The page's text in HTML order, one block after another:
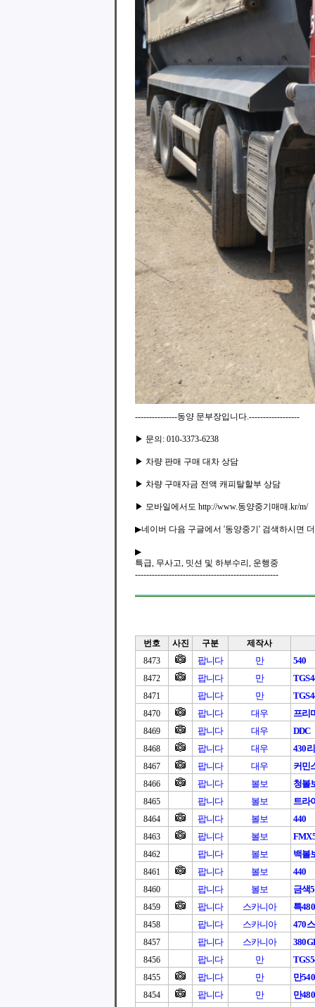
---------------동양 문부장입니다.------------------
▶ 문의: 010-3373-6238
▶ 차량 판매 구매 대차 상담
▶ 차량 구매자금 전액 캐피탈할부 상담
▶ 모바일에서도 http://www.동양중기매매.kr/m/
▶네이버 다음 구글에서 '동양중기' 검색하시면
▶
특급, 무사고, 밋션 및 하부수리, 운행중
---------------------------------------------------
번호 사진 구분
제작사
8473
팝니다 만 540
8472 팝니다 만
8471 팝니다 만
8470 팝니다 대우 프리
8469 팝니다 대우 DDC
8468 팝니다 대우 430
8467 팝니다 대우 커민
8466 팝니다 볼보 청볼
8465 팝니다 볼보 트라
8464 팝니다 볼보 440
8463 팝니다 볼보
8462 팝니다 볼보 백볼
8461 팝니다 볼보 440
8460 팝니다 볼보 금색
8459 팝니다 스카니아 특480
8458 팝니다 스카니아 470
8457 팝니다 스카니아
8456 팝니다 만
8455 팝니다 만 만540
8454 팝니다 만 만480